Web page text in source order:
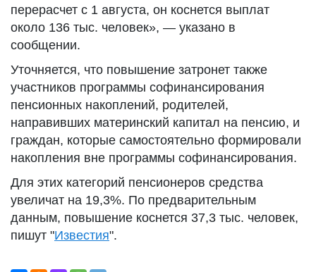
перерасчет с 1 августа, он коснется выплат
около 136 тыс. человек», — указано в
сообщении.
Уточняется, что повышение затронет также
участников программы софинансирования
пенсионных накоплений, родителей,
направивших материнский капитал на пенсию, и
граждан, которые самостоятельно формировали
накопления вне программы софинансирования.
Для этих категорий пенсионеров средства
увеличат на 19,3%. По предварительным
данным, повышение коснется 37,3 тыс. человек,
пишут "Известия".